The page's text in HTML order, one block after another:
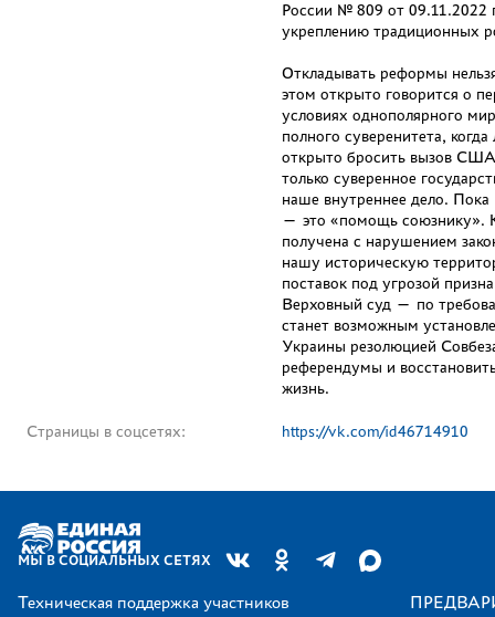
России № 809 от 09.11.2022
укреплению традиционных
Откладывать реформы
этом открыто говорится о
условиях однополярного
полного суверенитета,
открыто бросить вызов
только суверенное
наше внутреннее дело.
— это «помощь союзнику».
получена с нарушением
нашу историческую
поставок под угрозой
Верховный суд — по
станет возможным
Украины резолюцией
референдумы и
жизнь.
Страницы в соцсетях: https://vk.com/id46714910
МЫ В СОЦИАЛЬНЫХ СЕТЯХ
Техническая поддержка участников